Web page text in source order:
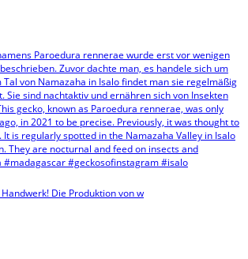
Die Produktion von w